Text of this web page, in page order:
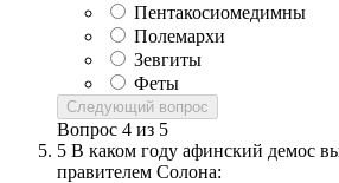
Пентакосиомедимны
Полемархи
Зевгиты
Феты
Следующий вопрос
Вопрос 4 из 5
5 В каком году афинский демос
правителем Солона: